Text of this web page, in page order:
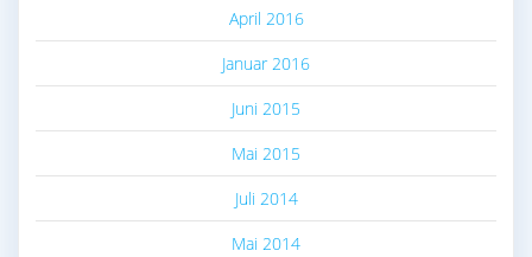
April 2016
Januar 2016
Juni 2015
Mai 2015
Juli 2014
Mai 2014